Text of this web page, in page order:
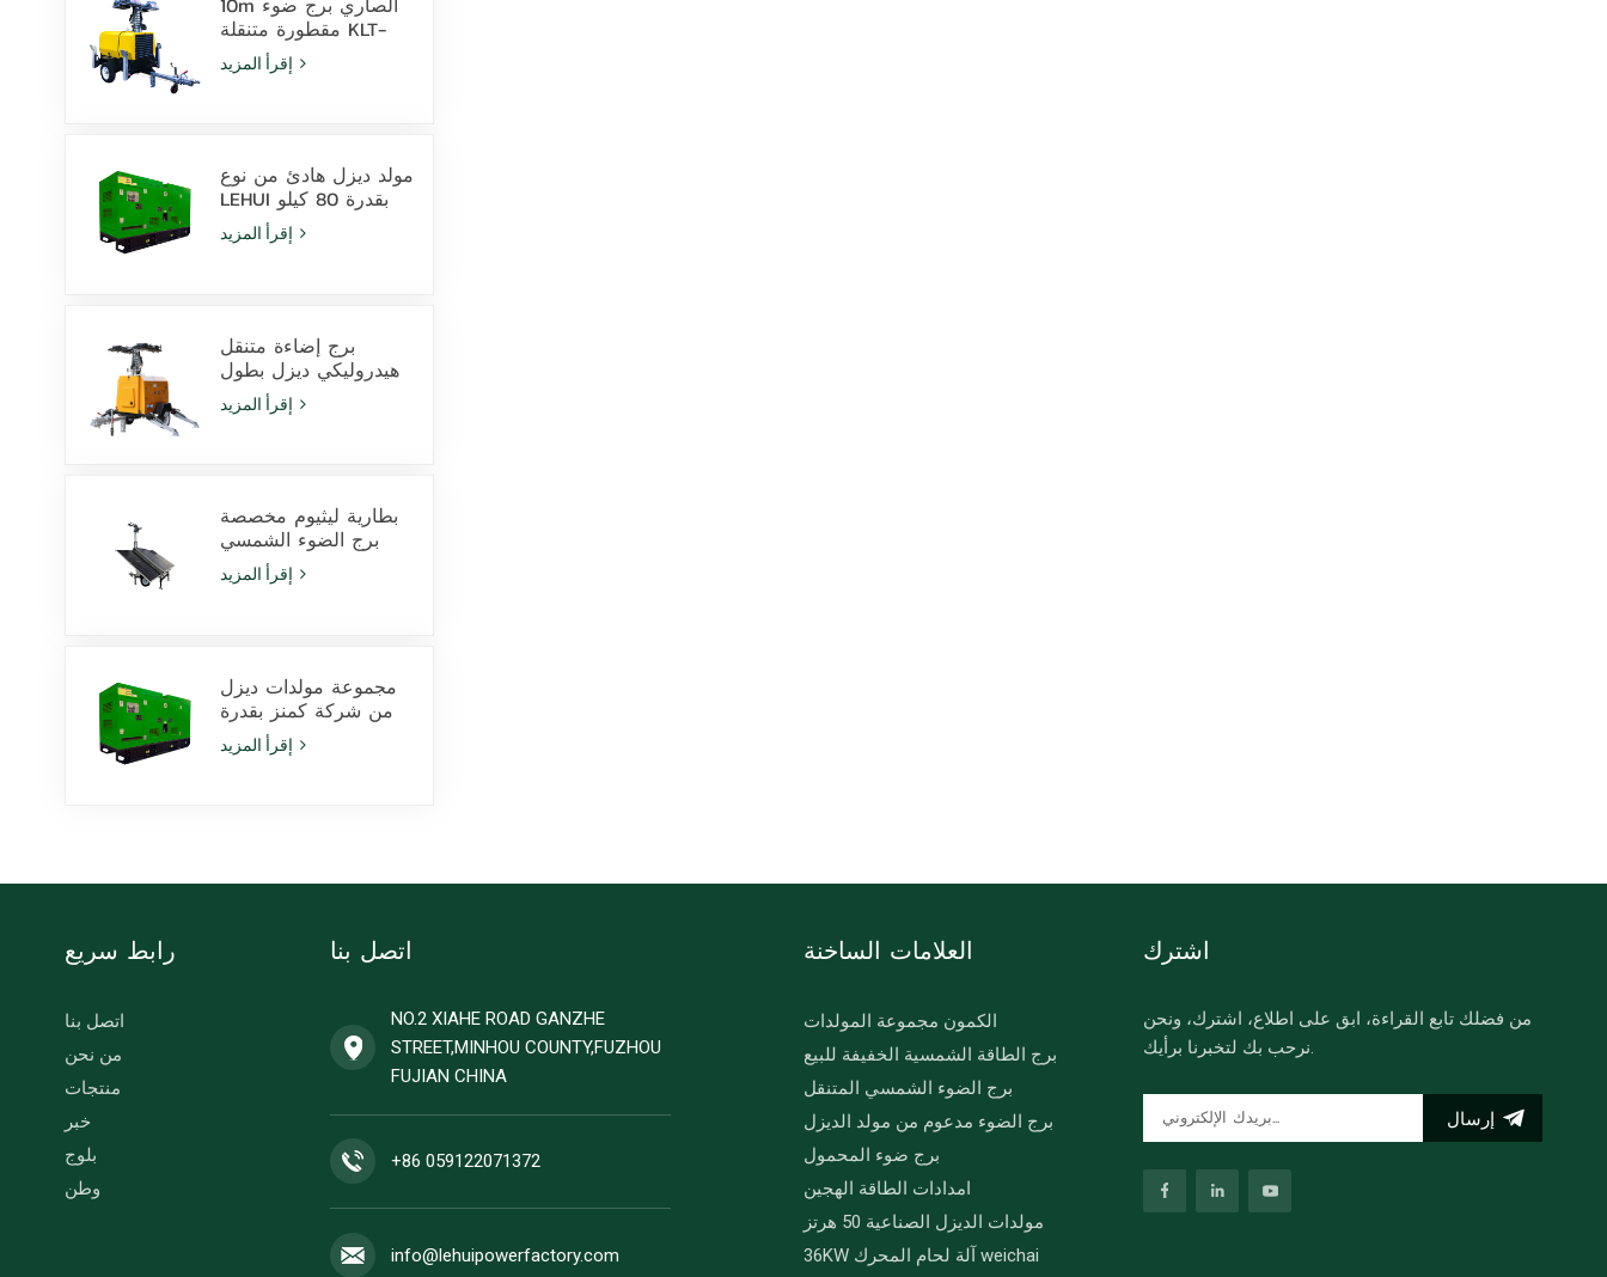
مقطورة متنقلة KLT-
10000V المراقبة
مولد ديزل هادئ من نوع
LEHUI بقدرة 80 كيلو
فولت أمبير يعمل
بمحرك Cummins
برج إضاءة متنقل
هيدروليكي ديزل بطول
9 أمتار مزود بمصابيح
LED بقدرة 350 وات
بطارية ليثيوم مخصصة
برج الضوء الشمسي
600W مصابيح LED مع
انزلاق
مجموعة مولدات ديزل
من شركة كمنز بقدرة
425 كيلو فولت أمبير،
طراز 6ZTAA13-G2،
رابط سريع
اتصل بنا
من نحن
منتجات
خبر
بلوج
وطن
اتصل بنا
NO.2 XIAHE ROAD GANZHE
STREET,MINHOU COUNTY,FUZHOU
FUJIAN CHINA
+86 059122071372
info@lehuipowerfactory.com
العلامات الساخنة
الكمون مجموعة المولدات
برج الطاقة الشمسية الخفيفة للبيع
برج الضوء الشمسي المتنقل
برج الضوء مدعوم من مولد الديزل
برج ضوء المحمول
امدادات الطاقة الهجين
مولدات الديزل الصناعية 50 هرتز
36KW آلة لحام المحرك weichai
اشترك
من فضلك تابع القراءة، ابق على اطلاع، اشترك، ونحن
نرحب بك لتخبرنا برأيك.
إرسال